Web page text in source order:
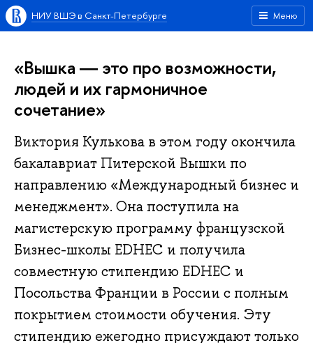
Меню
НИУ ВШЭ в Санкт-Петербурге
«Вышка ― это про возможности,
людей и их гармоничное
сочетание»
Виктория Кулькова в этом году окончила
бакалавриат Питерской Вышки по
направлению «Международный бизнес и
менеджмент». Она поступила на
магистерскую программу французской
Бизнес-школы EDHEC и получила
совместную стипендию EDHEC и
Посольства Франции в России с полным
покрытием стоимости обучения. Эту
стипендию ежегодно присуждают только